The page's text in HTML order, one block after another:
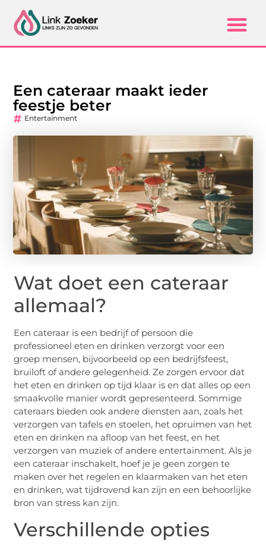
Een cateraar maakt ieder
feestje beter
Entertainment
Wat doet een cateraar
allemaal?
Een cateraar is een bedrijf of persoon die
professioneel eten en drinken verzorgt voor een
groep mensen, bijvoorbeeld op een bedrijfsfeest,
bruiloft of andere gelegenheid. Ze zorgen ervoor dat
het eten en drinken op tijd klaar is en dat alles op een
smaakvolle manier wordt gepresenteerd. Sommige
cateraars bieden ook andere diensten aan, zoals het
verzorgen van tafels en stoelen, het opruimen van het
eten en drinken na afloop van het feest, en het
verzorgen van muziek of andere entertainment. Als je
een cateraar inschakelt, hoef je je geen zorgen te
maken over het regelen en klaarmaken van het eten
en drinken, wat tijdrovend kan zijn en een behoorlijke
bron van stress kan zijn.
Verschillende opties